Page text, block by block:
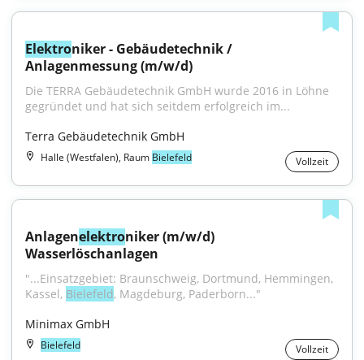
Elektroniker - Gebäudetechnik /
Anlagenmessung (m/w/d)
Die TERRA Gebäudetechnik GmbH wurde 2016 in Löhne
gegründet und hat sich seitdem erfolgreich im...
Terra Gebäudetechnik GmbH
Halle (Westfalen), Raum Bielefeld Vollzeit
Anlagenelektroniker (m/w/d)
Wasserlöschanlagen
"...Einsatzgebiet: Braunschweig, Dortmund, Hemmingen,
Kassel, Bielefeld, Magdeburg, Paderborn..."
Minimax GmbH
Bielefeld Vollzeit